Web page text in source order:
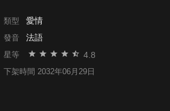
類型 愛情
發音 法語
星等 4.8
下架時間 2032年06月29日